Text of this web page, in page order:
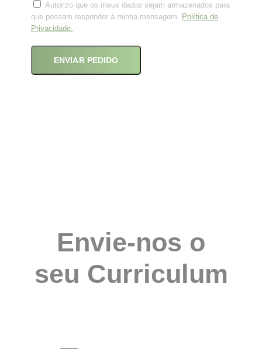
Autorizo que os meus dados sejam armazenados para
que possam responder à minha mensagem. Política de
Privacidade.
ENVIAR PEDIDO
Envie-nos o
seu Curriculum